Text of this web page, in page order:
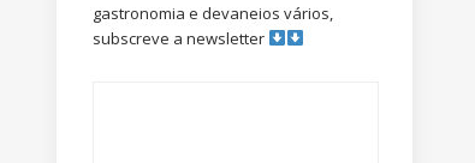
gastronomia e devaneios vários,
subscreve a newsletter